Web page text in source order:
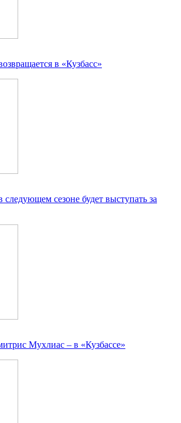
в «Кузбасс»
сезоне будет выступать за
Мухлиас – в «Кузбассе»